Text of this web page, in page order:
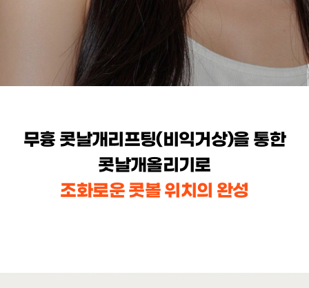
무흉 콧날개리프팅(비익거상)을 통한
콧날개올리기로
조화로운 콧볼 위치의 완성